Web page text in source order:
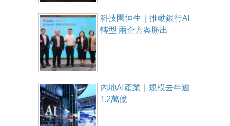
科技園恒生｜推動銀行AI
轉型 兩企方案勝出
內地AI產業｜規模去年逾
1.2萬億